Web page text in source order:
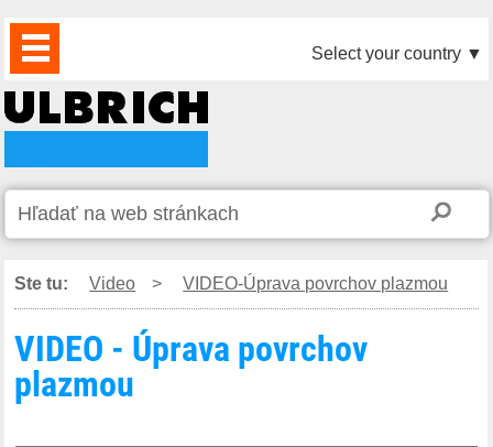
PRODUKTY
AKTUALITY
DOWNLOAD
VIDEO
PARTNERI
NÁS
KONTAKTY
Select your country ▼
Ste tu: Video > VIDEO-Úprava povrchov plazmou
VIDEO - Úprava povrchov
plazmou